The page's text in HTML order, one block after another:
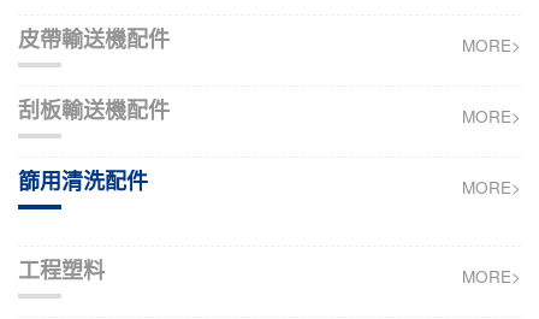
MORE>
皮帶輸送機配件
MORE>
刮板輸送機配件
MORE>
篩用清洗配件
MORE>
工程塑料